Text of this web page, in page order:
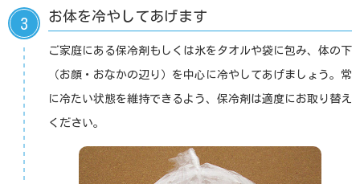
3 お体を冷やしてあげます
ご家庭にある保冷剤もしくは氷をタオルや袋に包み、体の下
（お顔・おなかの辺り）を中心に冷やしてあげましょう。常
に冷たい状態を維持できるよう、保冷剤は適度にお取り替え
ください。